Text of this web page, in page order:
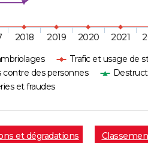
Trafic et usage de
contre des personnes
et fraudes
2018 2019 2020 2021
et dégradations